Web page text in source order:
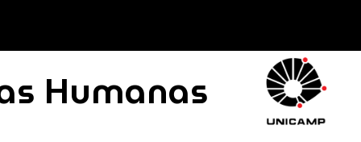
Humanas